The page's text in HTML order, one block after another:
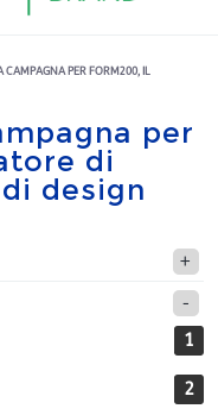
CAMPAGNA PER FORM200, IL
per
di
design
1
2